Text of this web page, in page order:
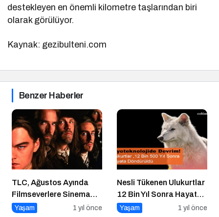
destekleyen en önemli kilometre taşlarından biri
olarak görülüyor.
Kaynak: gezibulteni.com
Benzer Haberler
TLC, Ağustos Ayında
Filmseverlere Sinema
Dolu Akşamlar Sunuyor
Yaşam 1 yıl önce
Nesli Tükenen Ulukurtlar
12 Bin Yıl Sonra Hayata
Döndürüldü
Yaşam 1 yıl önce